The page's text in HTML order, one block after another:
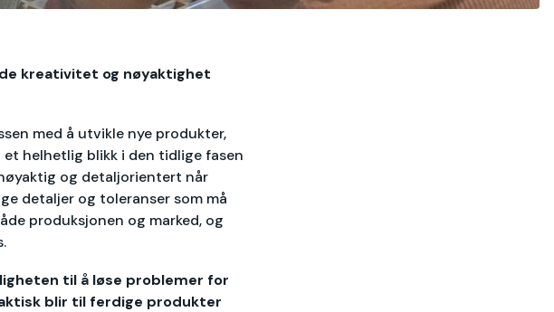
kreativitet og nøyaktighet
med å utvikle nye produkter,
helhetlig blikk i den tidlige fasen
og detaljorientert når
detaljer og toleranser som må
produksjonen og marked, og
til å løse problemer for
blir til ferdige produkter